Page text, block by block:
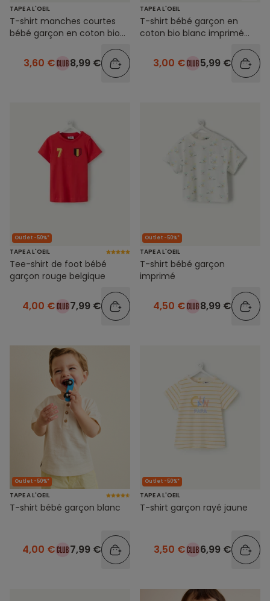
TAPE A L'OEIL
T-shirt manches courtes
bébé garçon en coton bio
chiens
3,60 € 8,99 €
TAPE A L'OEIL
T-shirt bébé garçon en
coton bio blanc imprimé
3,00 € 5,99 €
Outlet -50%*
TAPE A L'OEIL
Tee-shirt de foot bébé
garçon rouge belgique
4,00 € 7,99 €
Outlet -50%*
TAPE A L'OEIL
T-shirt bébé garçon
imprimé
4,50 € 8,99 €
Outlet -50%*
TAPE A L'OEIL
T-shirt bébé garçon blanc
4,00 € 7,99 €
Outlet -50%*
TAPE A L'OEIL
T-shirt garçon rayé jaune
3,50 € 6,99 €